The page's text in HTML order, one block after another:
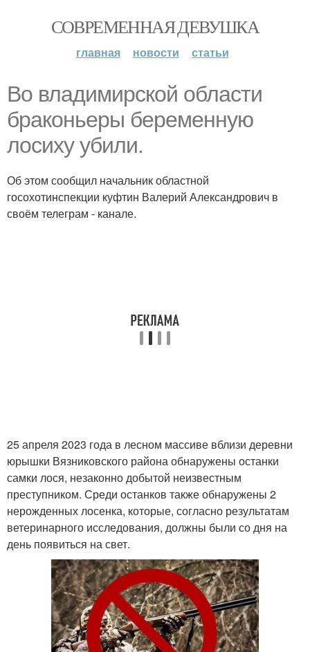
СОВРЕМЕННАЯ ДЕВУШКА
главная новости статьи
Во владимирской области
браконьеры беременную
лосиху убили.
Об этом сообщил начальник областной
госохотинспекции куфтин Валерий Александрович в
своём телеграм - канале.
25 апреля 2023 года в лесном массиве вблизи деревни
юрышки Вязниковского района обнаружены останки
самки лося, незаконно добытой неизвестным
преступником. Среди останков также обнаружены 2
нерожденных лосенка, которые, согласно результатам
ветеринарного исследования, должны были со дня на
день появиться на свет.